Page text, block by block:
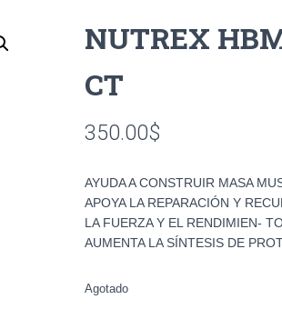
NUTREX
CT
350.00$
AYUDA A CONSTRUIR MASA
APOYA LA REPARACIÓN Y
LA FUERZA Y EL RENDIMIEN-
AUMENTA LA SÍNTESIS DE
Agotado